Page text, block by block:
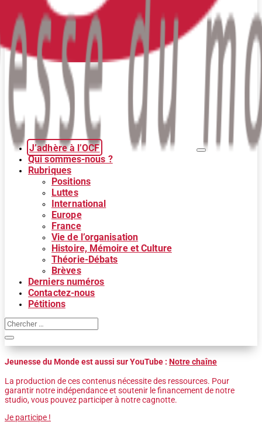
J’adhère à l’OCF
Qui sommes-nous ?
Rubriques
Positions
Luttes
International
Europe
France
Vie de l’organisation
Histoire, Mémoire et Culture
Théorie-Débats
Brèves
Derniers numéros
Contactez-nous
Pétitions
Jeunesse du Monde est aussi sur YouTube : Notre chaîne
La production de ces contenus nécessite des ressources. Pour
garantir notre indépendance et soutenir le financement de notre
studio, vous pouvez participer à notre cagnotte.
Je participe !